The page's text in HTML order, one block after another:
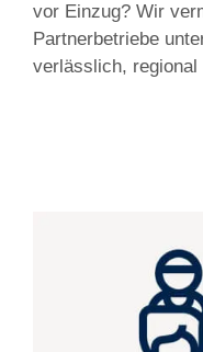
vor Einzug? Wir
Partnerbetriebe
verlässlich, regional